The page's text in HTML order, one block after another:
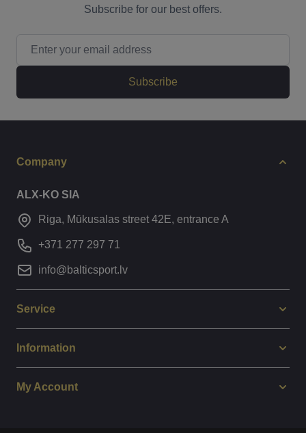
Subscribe for our best offers.
Subscribe
Company
ALX-KO SIA
Riga, Mūkusalas street 42E, entrance A
+371 277 297 71
info@balticsport.lv
Service
Information
My Account